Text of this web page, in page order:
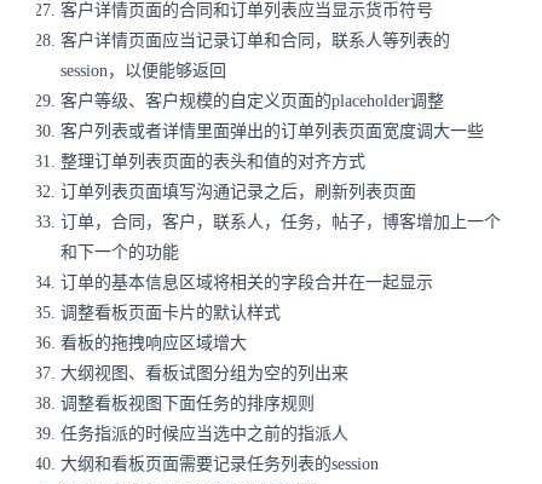
客户详情页面的合同和订单列表应当显示货币符号
客户详情页面应当记录订单和合同，联系人等列表的
session，以便能够返回
客户等级、客户规模的自定义页面的placeholder调整
客户列表或者详情里面弹出的订单列表页面宽度调大一些
整理订单列表页面的表头和值的对齐方式
订单列表页面填写沟通记录之后，刷新列表页面
订单，合同，客户，联系人，任务，帖子，博客增加上一个
和下一个的功能
订单的基本信息区域将相关的字段合并在一起显示
调整看板页面卡片的默认样式
看板的拖拽响应区域增大
大纲视图、看板试图分组为空的列出来
调整看板视图下面任务的排序规则
任务指派的时候应当选中之前的指派人
大纲和看板页面需要记录任务列表的session